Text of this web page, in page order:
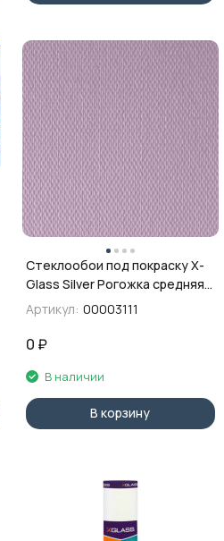
Стеклообои под покраску X-
Glass Silver Рогожка средняя,
1х50 м
Артикул: 00003111
0 ₽
В наличии
В корзину